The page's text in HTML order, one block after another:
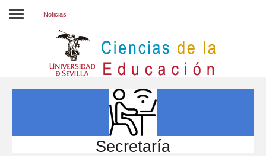
INVESTIGACIÓN
Noticias
Secretaría